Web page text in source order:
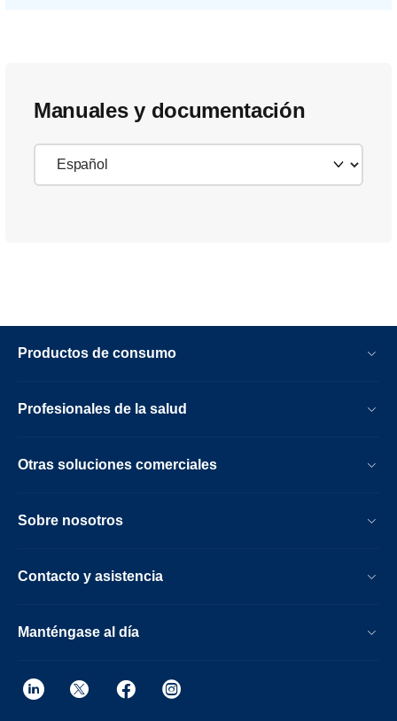
Manuales y documentación
Productos de consumo
Profesionales de la salud
Otras soluciones comerciales
Sobre nosotros
Contacto y asistencia
Manténgase al día